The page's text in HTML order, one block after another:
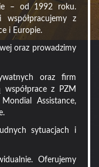
– od 1992 roku.
współpracujemy z
i Europie.
oraz prowadzimy
oraz firm
współprace z PZM
Assistance,
sytuacjach i
Oferujemy